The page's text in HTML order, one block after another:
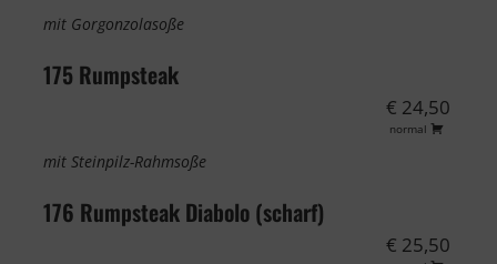
mit Gorgonzolasoße
175 Rumpsteak
€ 24,50
normal
mit Steinpilz-Rahmsoße
176 Rumpsteak Diabolo (scharf)
€ 25,50